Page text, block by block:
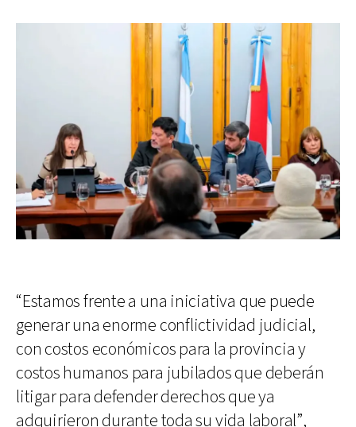
“Estamos frente a una iniciativa que puede
generar una enorme conflictividad judicial,
con costos económicos para la provincia y
costos humanos para jubilados que deberán
litigar para defender derechos que ya
adquirieron durante toda su vida laboral”,